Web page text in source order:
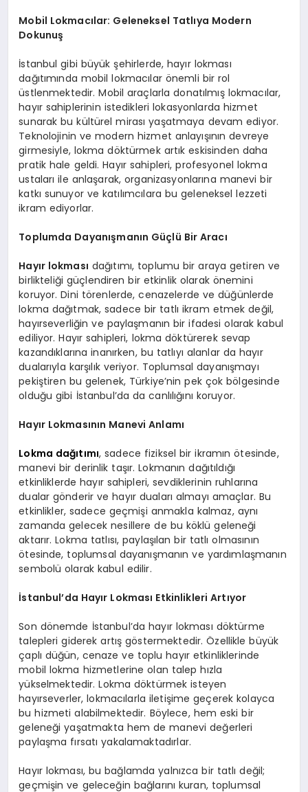
Mobil Lokmacılar: Geleneksel Tatlıya Modern
Dokunuş
İstanbul gibi büyük şehirlerde, hayır lokması
dağıtımında mobil lokmacılar önemli bir rol
üstlenmektedir. Mobil araçlarla donatılmış lokmacılar,
hayır sahiplerinin istedikleri lokasyonlarda hizmet
sunarak bu kültürel mirası yaşatmaya devam ediyor.
Teknolojinin ve modern hizmet anlayışının devreye
girmesiyle, lokma döktürmek artık eskisinden daha
pratik hale geldi. Hayır sahipleri, profesyonel lokma
ustaları ile anlaşarak, organizasyonlarına manevi bir
katkı sunuyor ve katılımcılara bu geleneksel lezzeti
ikram ediyorlar.
Toplumda Dayanışmanın Güçlü Bir Aracı
Hayır lokması dağıtımı, toplumu bir araya getiren ve
birlikteliği güçlendiren bir etkinlik olarak önemini
koruyor. Dini törenlerde, cenazelerde ve düğünlerde
lokma dağıtmak, sadece bir tatlı ikram etmek değil,
hayırseverliğin ve paylaşmanın bir ifadesi olarak kabul
ediliyor. Hayır sahipleri, lokma döktürerek sevap
kazandıklarına inanırken, bu tatlıyı alanlar da hayır
dualarıyla karşılık veriyor. Toplumsal dayanışmayı
pekiştiren bu gelenek, Türkiye’nin pek çok bölgesinde
olduğu gibi İstanbul’da da canlılığını koruyor.
Hayır Lokmasının Manevi Anlamı
Lokma dağıtımı, sadece fiziksel bir ikramın ötesinde,
manevi bir derinlik taşır. Lokmanın dağıtıldığı
etkinliklerde hayır sahipleri, sevdiklerinin ruhlarına
dualar gönderir ve hayır duaları almayı amaçlar. Bu
etkinlikler, sadece geçmişi anmakla kalmaz, aynı
zamanda gelecek nesillere de bu köklü geleneği
aktarır. Lokma tatlısı, paylaşılan bir tatlı olmasının
ötesinde, toplumsal dayanışmanın ve yardımlaşmanın
sembolü olarak kabul edilir.
İstanbul’da Hayır Lokması Etkinlikleri Artıyor
Son dönemde İstanbul’da hayır lokması döktürme
talepleri giderek artış göstermektedir. Özellikle büyük
çaplı düğün, cenaze ve toplu hayır etkinliklerinde
mobil lokma hizmetlerine olan talep hızla
yükselmektedir. Lokma döktürmek isteyen
hayırseverler, lokmacılarla iletişime geçerek kolayca
bu hizmeti alabilmektedir. Böylece, hem eski bir
geleneği yaşatmakta hem de manevi değerleri
paylaşma fırsatı yakalamaktadırlar.
Hayır lokması, bu bağlamda yalnızca bir tatlı değil;
geçmişin ve geleceğin bağlarını kuran, toplumsal